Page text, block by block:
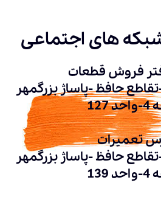
های اجتماعی
فروش قطعات
حافظ -پاساژ بزرگمهر
127
تعمیرات
حافظ -پاساژ بزرگمهر
139